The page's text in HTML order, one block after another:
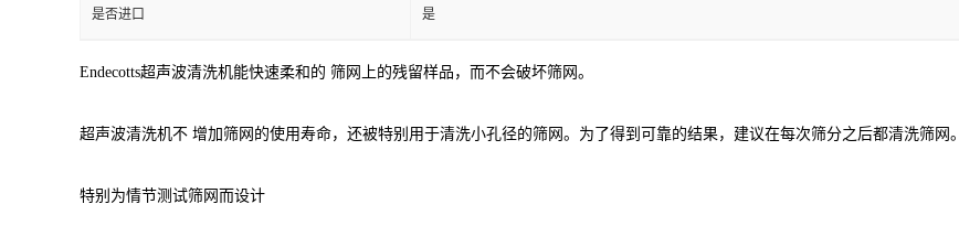
是否进口 是
Endecotts超声波清洗机能快速柔和的 筛网上的残留样品，而不会破坏筛网。
超声波清洗机不 增加筛网的使用寿命，还被特别用于清洗小孔径的筛网。为了得到可靠的结果，建议在每次筛分之后都清洗筛网。
特别为情节测试筛网而设计